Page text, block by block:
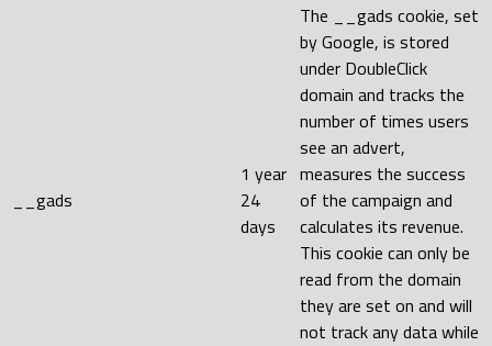
__gads
1 year
24
days
The __gads cookie, set
by Google, is stored
under DoubleClick
domain and tracks the
number of times users
see an advert,
measures the success
of the campaign and
calculates its revenue.
This cookie can only be
read from the domain
they are set on and will
not track any data while